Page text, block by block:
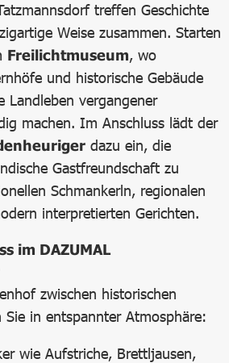
treffen Geschichte
Weise zusammen. Starten
Freilichtmuseum, wo
und historische Gebäude
Landleben vergangener
machen. Im Anschluss lädt der
dazu ein, die
Gastfreundschaft zu
Schmankerln, regionalen
interpretierten Gerichten.
im DAZUMAL
zwischen historischen
Sie in entspannter Atmosphäre:
wie Aufstriche, Brettljausen,